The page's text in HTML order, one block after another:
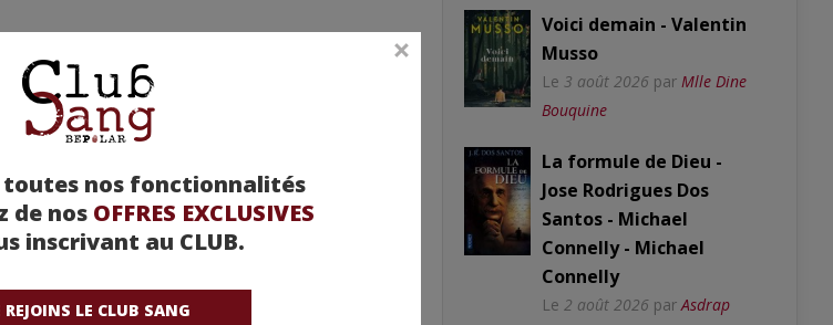
nos fonctionnalités
de nos OFFRES EXCLUSIVES
inscrivant au CLUB.
REJOINS LE CLUB SANG
Voici demain - Valentin
Musso
Le 3 août 2026 par Mlle Dine
Bouquine
La formule de Dieu -
Jose Rodrigues Dos
Santos - Michael
Connelly - Michael
Connelly
Le 2 août 2026 par Asdrap